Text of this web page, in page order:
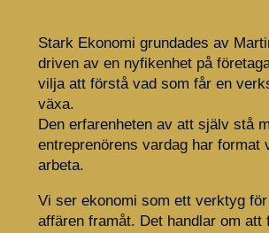
Stark Ekonomi grundades av
driven av en nyfikenhet på
vilja att förstå vad som får en
växa.
Den erfarenheten av att själv stå
entreprenörens vardag har format
arbeta.
Vi ser ekonomi som ett verktyg
affären framåt. Det handlar om att